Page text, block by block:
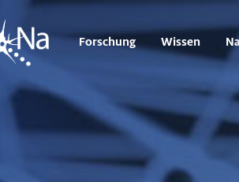
Forschung Wissen